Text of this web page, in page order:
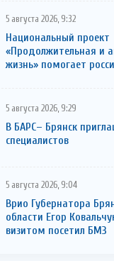
5 августа 2026, 9:32
Национальный проект
«Продолжительная и
жизнь» помогает
5 августа 2026, 9:29
В БАРС– Брянcк
cпециaлистoв
5 августа 2026, 9:04
Врио Губернатора
области Егор
визитом посетил БМЗ